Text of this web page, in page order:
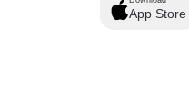
App Store